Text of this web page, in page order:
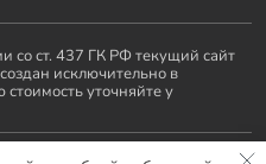
со ст. 437 ГК РФ текущий сайт
исключительно в
уточняйте у